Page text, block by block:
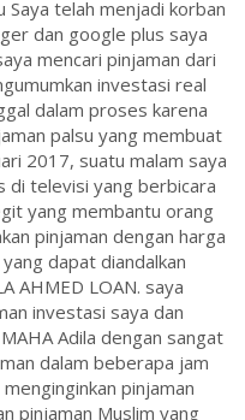
telah menjadi korban
dan google plus saya
mencari pinjaman dari
investasi real
dalam proses karena
palsu yang membuat
2017, suatu malam saya
di televisi yang berbicara
yang membantu orang
pinjaman dengan harga
dapat diandalkan
AHMED LOAN. saya
investasi saya dan
Adila dengan sangat
dalam beberapa jam
pinjaman
pinjaman Muslim yang